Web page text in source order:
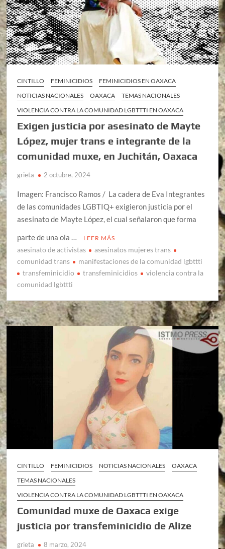
CINTILLO FEMINICIDIOS
FEMINICIDIOS EN OAXACA
NOTICIAS NACIONALES
OAXACA
TEMAS NACIONALES
VIOLENCIA CONTRA LA COMUNIDAD LGBTTTI EN OAXACA
Exigen justicia por asesinato de Mayte
López, mujer trans e integrante de la
comunidad muxe, en Juchitán, Oaxaca
grieta 2 octubre, 2024
Imagen: Francisco Ramos / La cadera de Eva Integrantes
de las comunidades LGBTIQ+ exigieron justicia por el
asesinato de Mayte López, el cual señalaron que forma
parte de una ola …
LEER MÁS
asesinato de activistas
asesinatos mujeres trans
comunidad trans
manifestaciones de la comunidad lgbttti
transfeminicidio
transfeminicidios
violencia contra la
comunidad lgbttti
CINTILLO FEMINICIDIOS NOTICIAS NACIONALES
OAXACA
TEMAS NACIONALES
VIOLENCIA CONTRA LA COMUNIDAD LGBTTTI EN OAXACA
Comunidad muxe de Oaxaca exige
justicia por transfeminicidio de Alize
grieta 8 marzo, 2024